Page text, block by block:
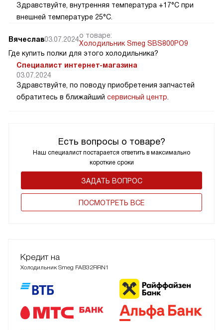
Есть вопросы о товаре?
Наш специалист постарается ответить в максимально
короткие сроки
ЗАДАТЬ ВОПРОС
ПОCМОТРЕТЬ ВСЕ
Здравствуйте, внутренняя температура +17°C при
внешней температуре 25°C.
Вячеслав03.07.2024о товаре:
Холодильник Smeg SBS800PO9
Где купить полки для этого холодильника?
Специалист интернет-магазина
03.07.2024
Здравствуйте, по поводу приобретения запчастей
обратитесь в ближайший сервисный центр
Кредит на
Холодильник Smeg FAB32RRN1